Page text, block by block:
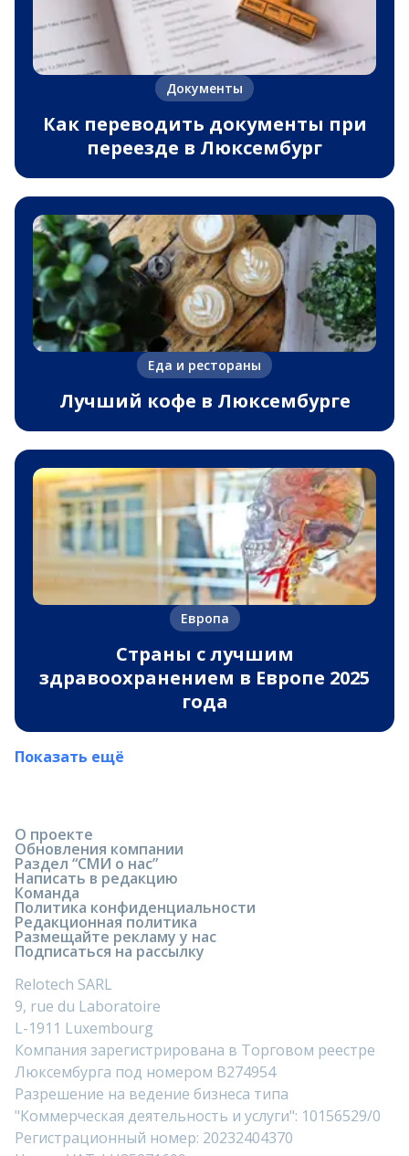
Документы
Как переводить документы при
переезде в Люксембург
Еда и рестораны
Лучший кофе в Люксембурге
Европа
Страны с лучшим
здравоохранением в Европе 2025
года
Показать ещё
О проекте
Обновления компании
Раздел “СМИ о нас”
Написать в редакцию
Команда
Политика конфиденциальности
Редакционная политика
Размещайте рекламу у нас
Подписаться на рассылку
Relotech SARL
9, rue du Laboratoire
L-1911 Luxembourg
Компания зарегистрирована в Торговом реестре
Люксембурга под номером B274954
Разрешение на ведение бизнеса типа
"Коммерческая деятельность и услуги": 10156529/0
Регистрационный номер: 20232404370